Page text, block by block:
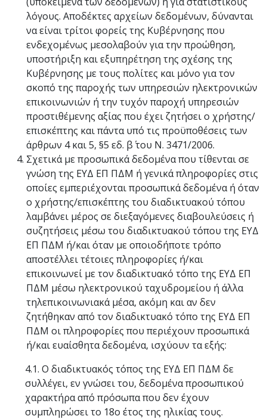
λόγους. Αποδέκτες αρχείων δεδομένων, δύνανται
να είναι τρίτοι φορείς της Κυβέρνησης που
ενδεχομένως μεσολαβούν για την προώθηση,
υποστήριξη και εξυπηρέτηση της σχέσης της
Κυβέρνησης με τους πολίτες και μόνο για τον
σκοπό της παροχής των υπηρεσιών ηλεκτρονικών
επικοινωνιών ή την τυχόν παροχή υπηρεσιών
προστιθέμενης αξίας που έχει ζητήσει ο χρήστης/
επισκέπτης και πάντα υπό τις προϋποθέσεις των
άρθρων 4 και 5, §5 εδ. β΄ του Ν. 3471/2006.
Σχετικά με προσωπικά δεδομένα που τίθενται σε
γνώση της ΕΥΔ ΕΠ ΠΔΜ ή γενικά πληροφορίες στις
οποίες εμπεριέχονται προσωπικά δεδομένα ή όταν
ο χρήστης/επισκέπτης του διαδικτυακού τόπου
λαμβάνει μέρος σε διεξαγόμενες διαβουλεύσεις ή
συζητήσεις μέσω του διαδικτυακού τόπου της ΕΥΔ
ΕΠ ΠΔΜ ή/και όταν με οποιοδήποτε τρόπο
αποστέλλει τέτοιες πληροφορίες ή/και
επικοινωνεί με τον διαδικτυακό τόπο της ΕΥΔ ΕΠ
ΠΔΜ μέσω ηλεκτρονικού ταχυδρομείου ή άλλα
τηλεπικοινωνιακά μέσα, ακόμη και αν δεν
ζητήθηκαν από τον διαδικτυακό τόπο της ΕΥΔ ΕΠ
ΠΔΜ οι πληροφορίες που περιέχουν προσωπικά
ή/και ευαίσθητα δεδομένα, ισχύουν τα εξής:
4.1. Ο διαδικτυακός τόπος της ΕΥΔ ΕΠ ΠΔΜ δε
συλλέγει, εν γνώσει του, δεδομένα προσωπικού
χαρακτήρα από πρόσωπα που δεν έχουν
συμπληρώσει το 18ο έτος της ηλικίας τους.